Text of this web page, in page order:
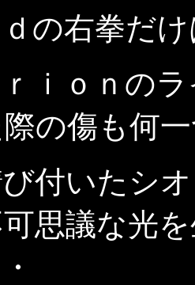
の右拳だ
ｉｏｎの
の傷も何
付いたシ
思議な光